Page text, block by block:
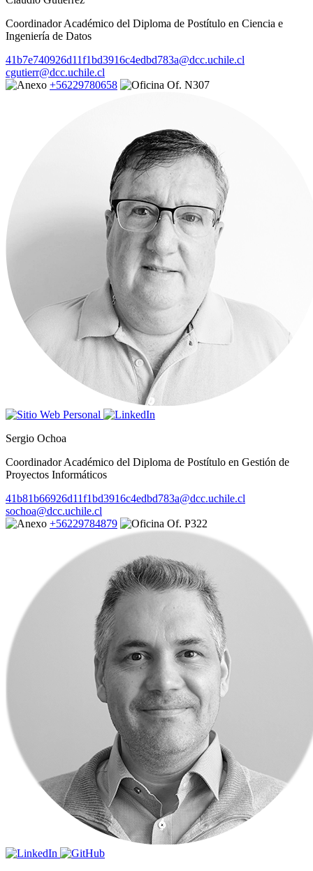
Coordinador Académico del Diploma de Postítulo en Ciencia e
Ingeniería de Datos
41b7e740926d11f1bd3916c4edbd783a@dcc.uchile.cl
cgutierr@dcc.uchile.cl
+56229780658
Of. N307
Sergio Ochoa
Coordinador Académico del Diploma de Postítulo en Gestión de
Proyectos Informáticos
41b81b66926d11f1bd3916c4edbd783a@dcc.uchile.cl
sochoa@dcc.uchile.cl
+56229784879
Of. P322